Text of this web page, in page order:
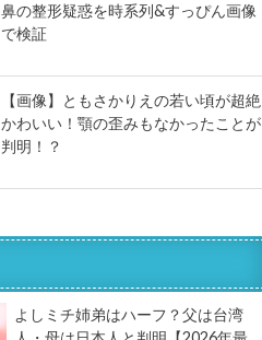
鼻の整形疑惑を時系列&すっぴん画像
で検証
【画像】ともさかりえの若い頃が超絶
かわいい！顎の歪みもなかったことが
判明！？
よしミチ姉弟はハーフ？父は台湾